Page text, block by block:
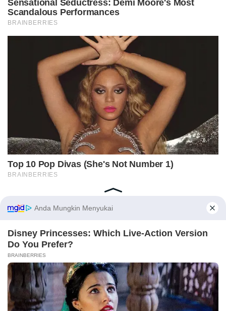
Home Indeks Redaksi Privacy Policy
Disclaimer
Pedoman Media Siber
Tentang Kami